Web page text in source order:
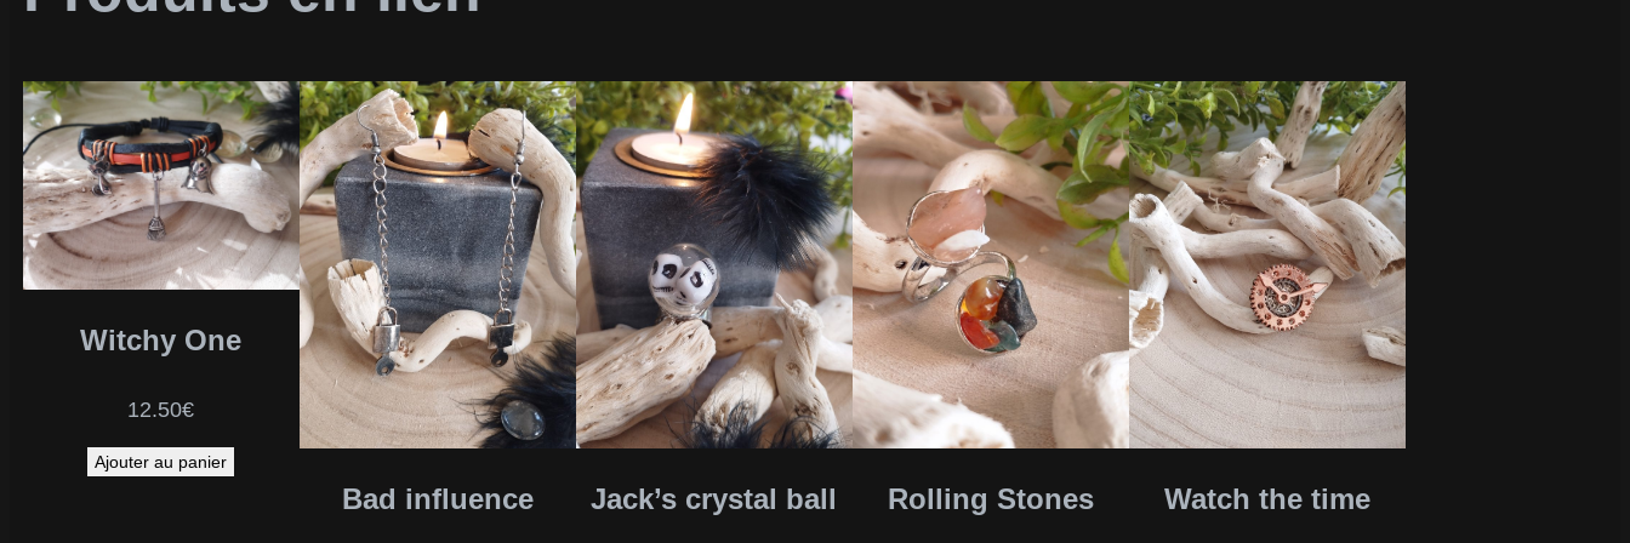
n
g
e
s
Witchy One
12.50€
Ajouter au panier
Bad influence Jack’s crystal ball Rolling Stones Watch the time